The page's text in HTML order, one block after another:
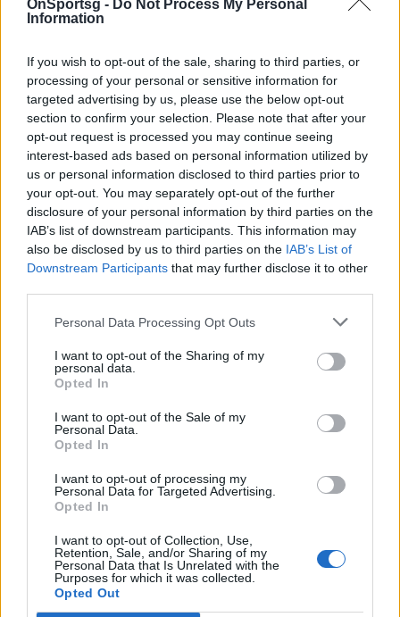
OnSportsg - Do Not Process My Personal
Information
If you wish to opt-out of the sale, sharing to third parties, or
processing of your personal or sensitive information for
targeted advertising by us, please use the below opt-out
section to confirm your selection. Please note that after your
opt-out request is processed you may continue seeing
interest-based ads based on personal information utilized by
us or personal information disclosed to third parties prior to
your opt-out. You may separately opt-out of the further
disclosure of your personal information by third parties on the
IAB’s list of downstream participants. This information may
also be disclosed by us to third parties on the IAB’s List of
Downstream Participants that may further disclose it to other
Personal Data Processing Opt Outs
I want to opt-out of the Sharing of my
personal data.
Opted In
I want to opt-out of the Sale of my
Personal Data.
Opted In
I want to opt-out of processing my
Personal Data for Targeted Advertising.
Opted In
I want to opt-out of Collection, Use,
Retention, Sale, and/or Sharing of my
Personal Data that Is Unrelated with the
Purposes for which it was collected.
Opted Out
Συνδεθείτε για να σχολιάσετε
LATEST NEWS
03:18SUPER LEAGUE 2
Στην ΑΕΛ ο Αλμπάνης
00:23CONFERENCE LEAGUE
Λιβάι Γκαρσία: «Είμαι ενθουσιασμένος, με έπεισε η
φιλοδοξία και το πλάνο»
CONFERENCE LEAGUE
έχουμε πέντε ημέρες να προετοιμαστούμε»
EUROPA LEAGUE
Europa League: Δύσκολη νίκη της Φερεντσβάρος επί
της Γκόρνικ Ζάμπρζε του Τσιριγώτη - Τα
CONFERENCE LEAGUE
Νίστρουπ: «Πρέπει παρά την πίεση, να πάρουμε την
πρόκριση»
CHAMPIONS LEAGUE
Champions League: Βήμα πρόκρισης για Άαρχους και
Φενέρμπαχτσε - Τα αποτελέσματα της βραδιάς